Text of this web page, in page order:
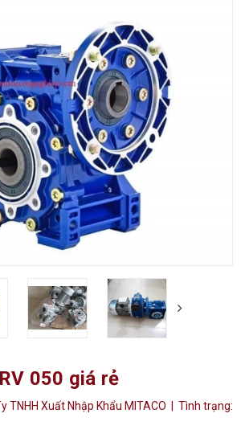
050 giá rẻ
TNHH Xuất Nhập Khẩu MITACO | Tình trạng: